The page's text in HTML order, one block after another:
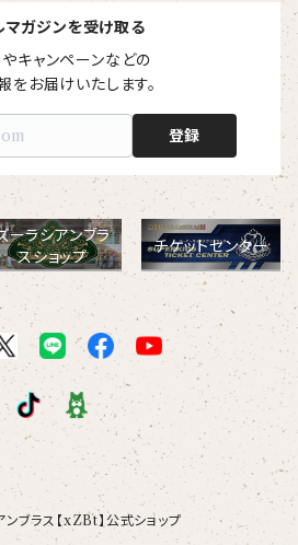
マガジンを受け取る
キャンペーンなどの
をお届けいたします。
登録
ーラシアンブラ
スショップ
チケットセンター
ブラス【xZBt】公式ショップ